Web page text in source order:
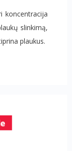
koncentracija
slinkimą,
plaukus.